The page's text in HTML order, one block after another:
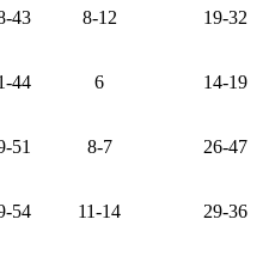
43 8-12 19-32
44 6 14-19
51 8-7 26-47
54 11-14 29-36